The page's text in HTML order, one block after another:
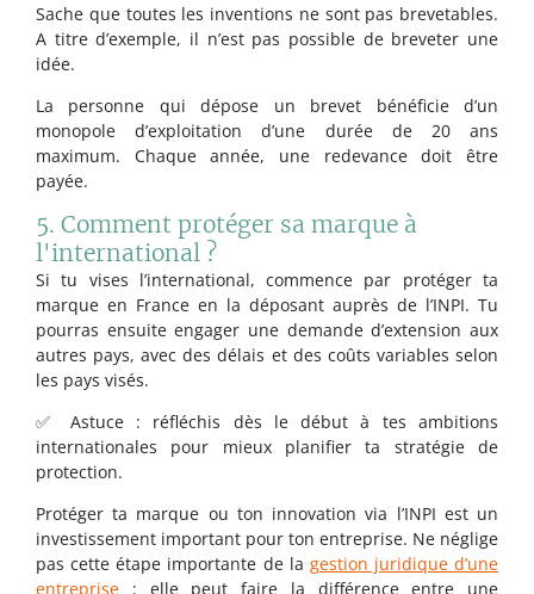
Sache que toutes les inventions ne sont pas brevetables.
A titre d’exemple, il n’est pas possible de breveter une
idée.
La personne qui dépose un brevet bénéficie d’un
monopole d’exploitation d’une durée de 20 ans
maximum. Chaque année, une redevance doit être
payée.
5. Comment protéger sa marque à
l'international ?
Si tu vises l’international, commence par protéger ta
marque en France en la déposant auprès de l’INPI. Tu
pourras ensuite engager une demande d’extension aux
autres pays, avec des délais et des coûts variables selon
les pays visés.
✅ Astuce : réfléchis dès le début à tes ambitions
internationales pour mieux planifier ta stratégie de
protection.
Protéger ta marque ou ton innovation via l’INPI est un
investissement important pour ton entreprise. Ne néglige
pas cette étape importante de la gestion juridique d’une
entreprise : elle peut faire la différence entre une